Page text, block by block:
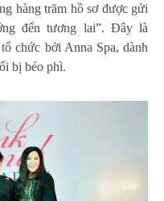
hàng trăm hồ sơ được gửi
đến tương lai”. Đây là
chức bởi Anna Spa, dành
bị béo phì.